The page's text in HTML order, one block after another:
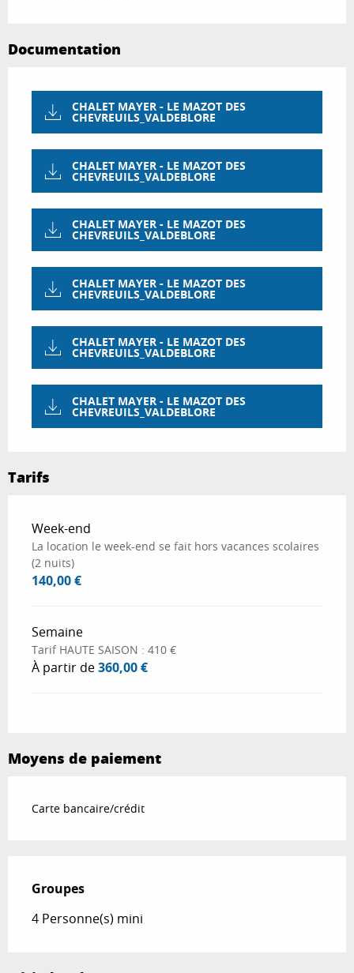
Documentation
CHALET MAYER - LE MAZOT DES
CHEVREUILS_VALDEBLORE
CHALET MAYER - LE MAZOT DES
CHEVREUILS_VALDEBLORE
CHALET MAYER - LE MAZOT DES
CHEVREUILS_VALDEBLORE
CHALET MAYER - LE MAZOT DES
CHEVREUILS_VALDEBLORE
CHALET MAYER - LE MAZOT DES
CHEVREUILS_VALDEBLORE
CHALET MAYER - LE MAZOT DES
CHEVREUILS_VALDEBLORE
Tarifs
Tarifs 2026
Week-end
La location le week-end se fait hors vacances scolaires
(2 nuits)
140,00 €
Semaine
Tarif HAUTE SAISON : 410 €
À partir de360,00 €
Moyens de paiement
Carte bancaire/crédit
Groupes
Groupes
4 Personne(s) mini